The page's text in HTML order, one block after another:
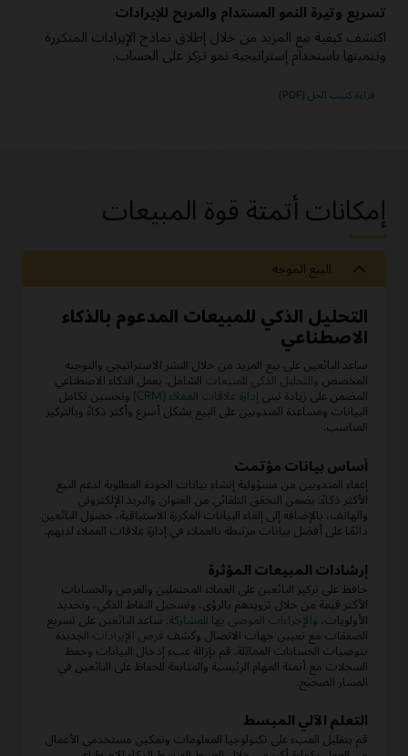
تسريع وتيرة النمو المستدام والمربح للإيرادات
اكتشف كيفية بيع المزيد من خلال إطلاق نماذج الإيرادات المتكررة
وتنميتها باستخدام إستراتيجية نمو تركز على الحساب.
قراءة كتيب الحل (PDF)
إمكانات ‬‏‫أتمتة قوة المبيعات
البيع الموجه
التحليل الذكي للمبيعات المدعوم بالذكاء
الاصطناعي
ساعد البائعين على بيع المزيد من خلال النشر الاستراتيجي والتوجيه
المخصص والتحليل الذكي للمبيعات الشامل. يعمل الذكاء الاصطناعي
المضمن على زيادة تبني إدارة علاقات العملاء (CRM)
وتحسين تكامل
البيانات ومساعدة المندوبين على البيع بشكل أسرع وأكثر ذكاءً وبالتركيز
المناسب.
أساس بيانات مؤتمت
إعفاء المندوبين من مسؤولية إنشاء بيانات الجودة المطلوبة لدعم البيع
الأكثر ذكاءً. يضمن التحقق التلقائي من العنوان والبريد الإلكتروني
والهاتف، بالإضافة إلى إلغاء البيانات المكررة الاستباقية، حصول البائعين
دائمًا على أفضل بيانات مرتبطة بالعملاء في إدارة علاقات العملاء لديهم.
إرشادات المبيعات المؤثرة
حافظ على تركيز البائعين على العملاء المحتملين والفرص والحسابات
الأكثر قيمة من خلال تزويدهم بالرؤى، وتسجيل النقاط الذكي، وتحديد
الأولويات، والإجراءات الموصى بها للمشاركة . ساعد البائعين على تسريع
الصفقات مع تعيين جهات الاتصال وكشف فرص الإيرادات الجديدة
بتوصيات الحسابات المماثلة. قم بإزالة عبء إدخال البيانات وحفظ
السجلات مع أتمتة المهام الرئيسية والمتابعة للحفاظ على البائعين في
المسار الصحيح.
التعلم الآلي المبسط
قم بتقليل العبء على تكنولوجيا المعلومات وتمكين مستخدمي الأعمال